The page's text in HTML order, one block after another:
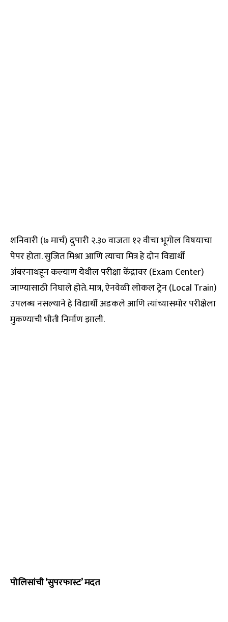
शनिवारी (७ मार्च) दुपारी २.३० वाजता १२ वीचा भूगोल विषयाचा
पेपर होता. सुजित मिश्रा आणि त्याचा मित्र हे दोन विद्यार्थी
अंबरनाथहून कल्याण येथील परीक्षा केंद्रावर (Exam Center)
जाण्यासाठी निघाले होते. मात्र, ऐनवेळी लोकल ट्रेन (Local Train)
उपलब्ध नसल्याने हे विद्यार्थी अडकले आणि त्यांच्यासमोर परीक्षेला
मुकण्याची भीती निर्माण झाली.
पोलिसांची ‘सुपरफास्ट’ मदत